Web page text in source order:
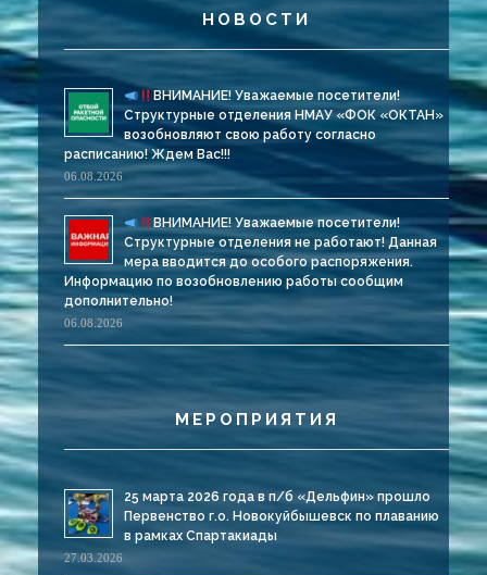
НОВОСТИ
ВНИМАНИЕ! Уважаемые посетители!
Структурные отделения НМАУ «ФОК «ОКТАН»
возобновляют свою работу согласно
расписанию! Ждем Вас!!!
06.08.2026
ВНИМАНИЕ! Уважаемые посетители!
Структурные отделения не работают! Данная
мера вводится до особого распоряжения.
Информацию по возобновлению работы сообщим
дополнительно!
06.08.2026
МЕРОПРИЯТИЯ
25 марта 2026 года в п/б «Дельфин» прошло
Первенство г.о. Новокуйбышевск по плаванию
в рамках Спартакиады
27.03.2026